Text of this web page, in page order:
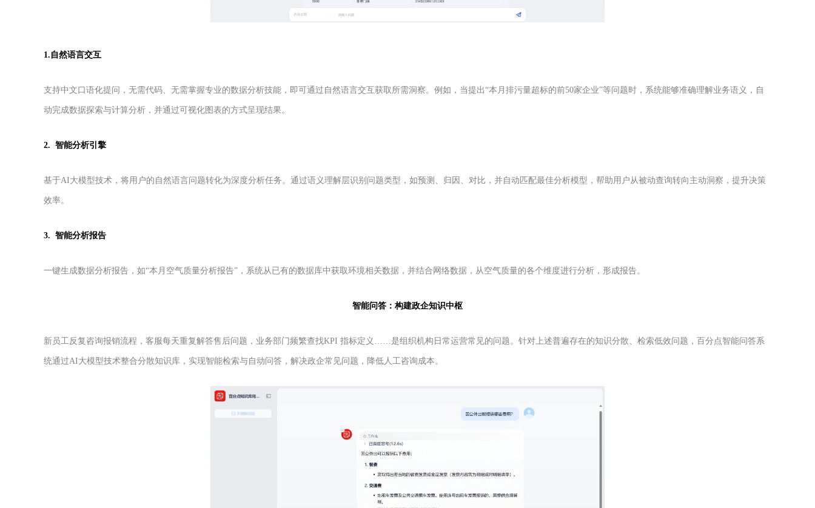
1.自然语言交互
支持中文口语化提问，无需代码、无需掌握专业的数据分析技能，即可通过自然语言交互获取所需洞察。例如，当提出“本月排污量超标的前50家企业”等问题时，系统能够准确理解业务语义，自
动完成数据探索与计算分析，并通过可视化图表的方式呈现结果。
2. 智能分析引擎
基于AI大模型技术，将用户的自然语言问题转化为深度分析任务。通过语义理解层识别问题类型，如预测、归因、对比，并自动匹配最佳分析模型，帮助用户从被动查询转向主动洞察，提升决策
效率。
3. 智能分析报告
一键生成数据分析报告，如“本月空气质量分析报告”，系统从已有的数据库中获取环境相关数据，并结合网络数据，从空气质量的各个维度进行分析，形成报告。
智能问答：构建政企知识中枢
新员工反复咨询报销流程，客服每天重复解答售后问题，业务部门频繁查找KPI 指标定义……是组织机构日常运营常见的问题。针对上述普遍存在的知识分散、检索低效问题，百分点智能问答系
统通过AI大模型技术整合分散知识库，实现智能检索与自动问答，解决政企常见问题，降低人工咨询成本。